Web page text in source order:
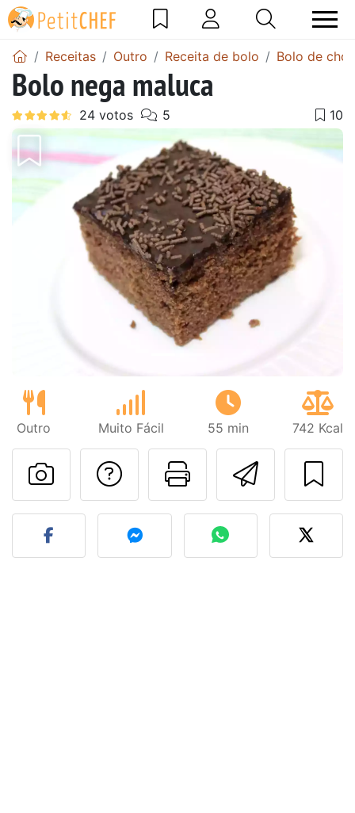
Receitas Outro Receita de bolo Bolo de
Bolo nega maluca
Anterior
Outro Muito Fácil 55 min 742 Kcal
Imprima
Falar com o autor
Fez esta receita?